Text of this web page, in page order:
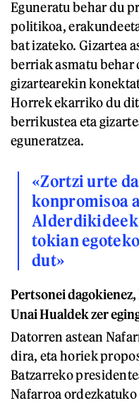
Eguneratu behar du
politikoa,
bat izateko. Gizartea
berriak asmatu
gizartearekin
Horrek ekarriko du
berrikustea eta
eguneratzea.
«Zortzi urte
konpromisoa
tokian
dut»
Pertsonei
Unai Hualdek zer
Datorren astean
dira, eta horiek
Batzarreko
Nafarroa